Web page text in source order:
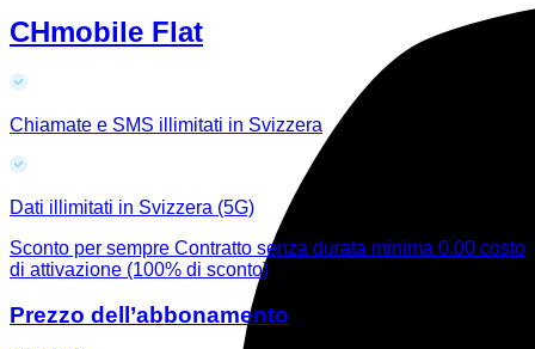
CHmobile Flat
Chiamate e SMS illimitati in Svizzera
Dati illimitati in Svizzera (5G)
Sconto per sempre Contratto senza durata minima 0.00 costo
di attivazione (100% di sconto)
Prezzo dell’abbonamento